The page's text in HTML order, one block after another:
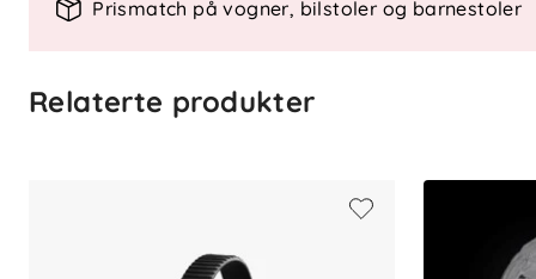
Stor varekurv som rommer opptil
Aldersgruppe: Fra 6 mnd. til ca. 4
Prismatch på vogner, bilstoler og barnestoler
Relaterte produkter